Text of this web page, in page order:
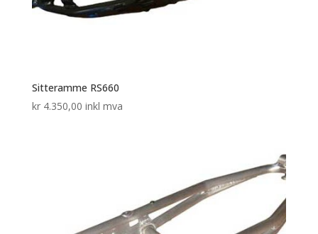
Sitteramme RS660
kr4.350,00 inkl mva